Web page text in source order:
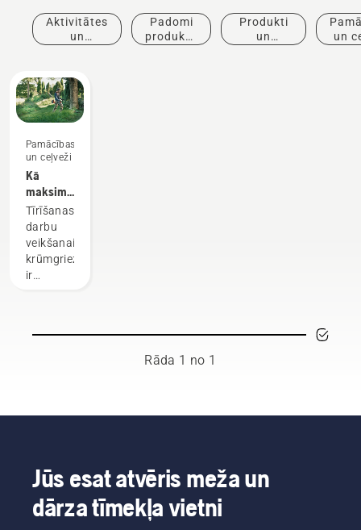
Aktivitātes
un
Padomi
produktu
Produkti
un
un
Pamācības
un ceļveži
Kā
maksimāli
izmantot
krūmgrieža
priekšrocības
Tīrīšanas
darbu
veikšanai
krūmgriezis
ir
krūmgriežu
kā droši
un
efektīvi
strādāt
Rāda 1 no 1
Jūs esat atvēris meža un
dārza tīmekļa vietni